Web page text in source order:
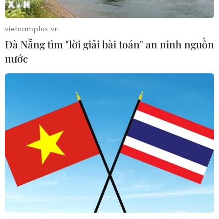
CƠ QUAN CHỦ QUẢN: THÔNG TẤN XÃ VIỆT NAM
Phó Tổng Biên tập: NGUYỄN THỊ TÁM, KHÚC THANH
Sở hữu trí tuệ
Quy định sử dụng
Hỗ trợ
Ngôn ngữ
TTXVN
Quảng cáo
Liên hệ
vietnamplus.vn
Đà Nẵng tìm "lời giải bài toán" an ninh nguồn
nước